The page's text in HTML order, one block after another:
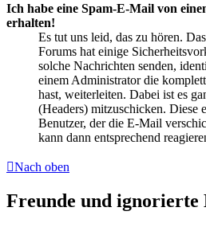
Ich habe eine Spam-E-Mail von
erhalten!
Es tut uns leid, das zu hören.
Forums hat einige
solche Nachrichten senden,
einem Administrator die
hast, weiterleiten. Dabei ist es
(Headers) mitzuschicken. Diese
Benutzer, der die E-Mail
kann dann entsprechend
Nach oben
Freunde und